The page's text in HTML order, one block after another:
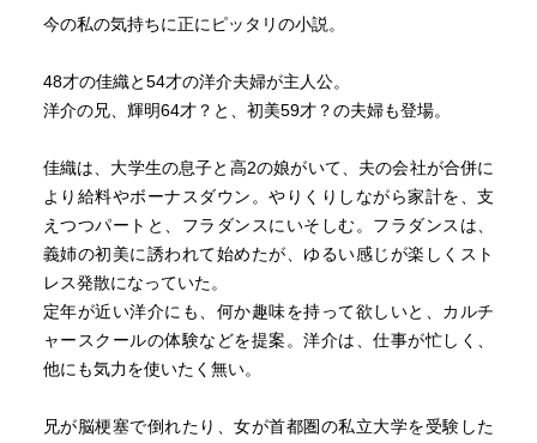
今の私の気持ちに正にピッタリの小説。
48才の佳織と54才の洋介夫婦が主人公。
洋介の兄、輝明64才？と、初美59才？の夫婦も登場。
佳織は、大学生の息子と高2の娘がいて、夫の会社が合併に
より給料やボーナスダウン。やりくりしながら家計を、支
えつつパートと、フラダンスにいそしむ。フラダンスは、
義姉の初美に誘われて始めたが、ゆるい感じが楽しくスト
レス発散になっていた。
定年が近い洋介にも、何か趣味を持って欲しいと、カルチ
ャースクールの体験などを提案。洋介は、仕事が忙しく、
他にも気力を使いたく無い。
兄が脳梗塞で倒れたり、女が首都圏の私立大学を受験した